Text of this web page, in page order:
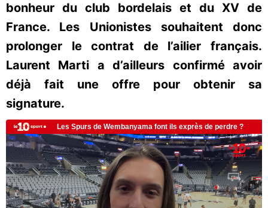
bonheur du club bordelais et du XV de
France. Les Unionistes souhaitent donc
prolonger le contrat de l’ailier français.
Laurent Marti a d’ailleurs confirmé avoir
déjà fait une offre pour obtenir sa
signature.